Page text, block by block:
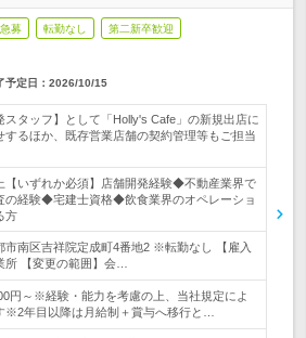
急募 転勤なし 第二新卒歓迎
予定日： 2026/10/15
スタッフ】として「Holly's Cafe」の新規出店に
するほか、既存営業店舗の契約管理等もご担当
【いずれか必須】店舗開発経験◆不動産業界で
の経験◆宅建士資格◆飲食業界のオペレーショ
方
市南区吉祥院定成町4番地2 ※転勤なし 【雇入
所 【変更の範囲】会…
円～※経験・能力を考慮の上、当社規定によ
※2年目以降は月給制＋賞与へ移行と…